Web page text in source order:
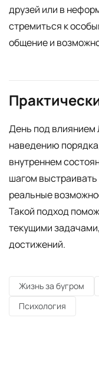
друзей или в
стремиться к
общение и
День под влиянием
наведению
внутреннем
шагом
реальные
Такой подход
текущими
достижений.
Жизнь за бугром
Психология